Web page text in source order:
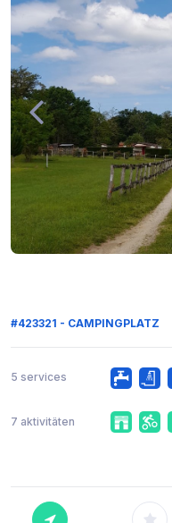
#423321 - CAMPINGPLATZ
5 services
7 aktivitäten